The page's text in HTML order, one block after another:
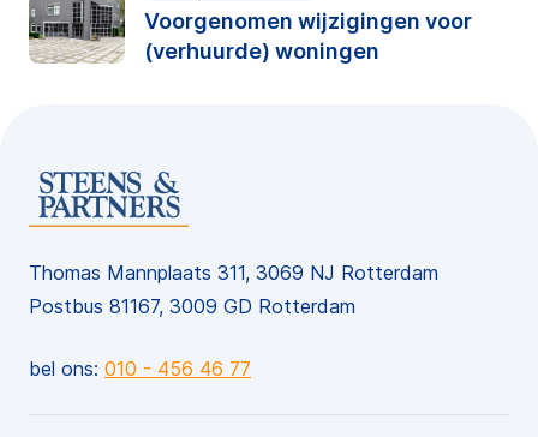
Voorgenomen wijzigingen voor
(verhuurde) woningen
Thomas Mannplaats 311, 3069 NJ Rotterdam
Postbus 81167, 3009 GD Rotterdam
bel ons: 010 - 456 46 77